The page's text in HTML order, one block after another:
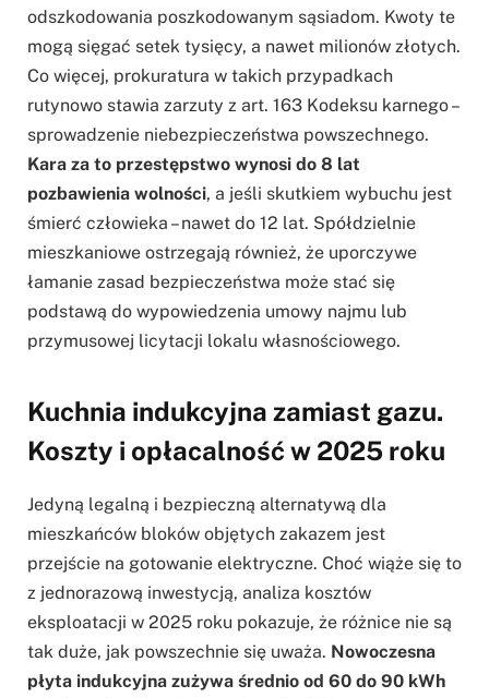
odszkodowania poszkodowanym sąsiadom. Kwoty te
mogą sięgać setek tysięcy, a nawet milionów złotych.
Co więcej, prokuratura w takich przypadkach
rutynowo stawia zarzuty z art. 163 Kodeksu karnego –
sprowadzenie niebezpieczeństwa powszechnego.
Kara za to przestępstwo wynosi do 8 lat
pozbawienia wolności, a jeśli skutkiem wybuchu jest
śmierć człowieka – nawet do 12 lat. Spółdzielnie
mieszkaniowe ostrzegają również, że uporczywe
łamanie zasad bezpieczeństwa może stać się
podstawą do wypowiedzenia umowy najmu lub
przymusowej licytacji lokalu własnościowego.
Kuchnia indukcyjna zamiast gazu.
Koszty i opłacalność w 2025 roku
Jedyną legalną i bezpieczną alternatywą dla
mieszkańców bloków objętych zakazem jest
przejście na gotowanie elektryczne. Choć wiąże się to
z jednorazową inwestycją, analiza kosztów
eksploatacji w 2025 roku pokazuje, że różnice nie są
tak duże, jak powszechnie się uważa. Nowoczesna
płyta indukcyjna zużywa średnio od 60 do 90 kWh